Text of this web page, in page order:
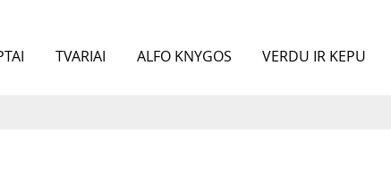
TVARIAI ALFO KNYGOS VERDU IR KEPU